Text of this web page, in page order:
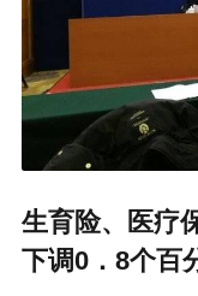
生育险、医疗
下调0．8个百